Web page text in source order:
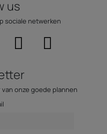
us
sociale netwerken
onze goede plannen